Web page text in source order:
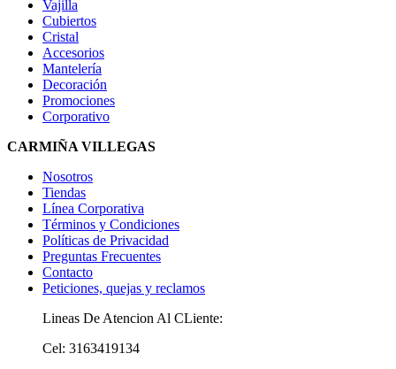
Vajilla
Cubiertos
Cristal
Accesorios
Mantelería
Decoración
Promociones
Corporativo
CARMIÑA VILLEGAS
Nosotros
Tiendas
Línea Corporativa
Términos y Condiciones
Políticas de Privacidad
Preguntas Frecuentes
Contacto
Peticiones, quejas y reclamos
Lineas De Atencion Al CLiente:
Cel: 3163419134